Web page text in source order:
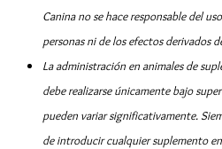
Canina no se hace responsable del
personas ni de los efectos derivados
La administración en animales de
debe realizarse únicamente bajo
pueden variar significativamente.
de introducir cualquier suplemento